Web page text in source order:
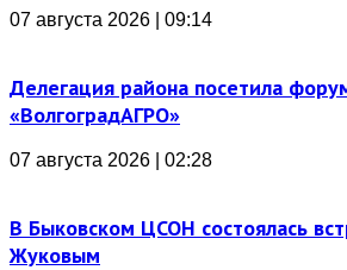
07 августа 2026 | 09:14
Делегация района посетила
«ВолгоградАГРО»
07 августа 2026 | 02:28
В Быковском ЦСОН состоялась
Жуковым